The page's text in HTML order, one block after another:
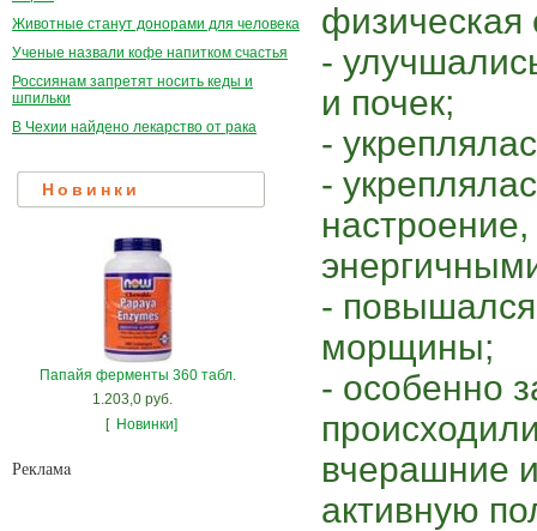
Животные станут донорами для человека
Ученые назвали кофе напитком счастья
Россиянам запретят носить кеды и
шпильки
В Чехии найдено лекарство от рака
Новинки
Папайя ферменты 360 табл.
1.203,0 руб.
[ Новинки]
Рекламa
физическая
-
и почек;
-
-
- повышался
морщины;
- особенно
вчерашние
активную